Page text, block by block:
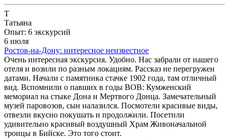
Т
Татьяна
Опыт: 6 экскурсий
6 июля
Ростов-на-Дону: интересное неизвестное
Очень интересная экскурсия. Удобно. Нас забрали от нашего
отеля и возили по разным локациям. Рассказ не перегружен
датами. Начали с памятника стачке 1902 года, там отличный
вид. Вспомнили о павших в годы ВОВ: Кумженский
мемориал на стыке Дона и Мертвого Донца. Замечательный
музей паровозов, сын налазился. Посмотели красивые виды,
отвезли вкусно покушать и продолжили. Посетили
удивительно красивый воздушный Храм Живоначальной
троицы в Бийске. Это того стоит.